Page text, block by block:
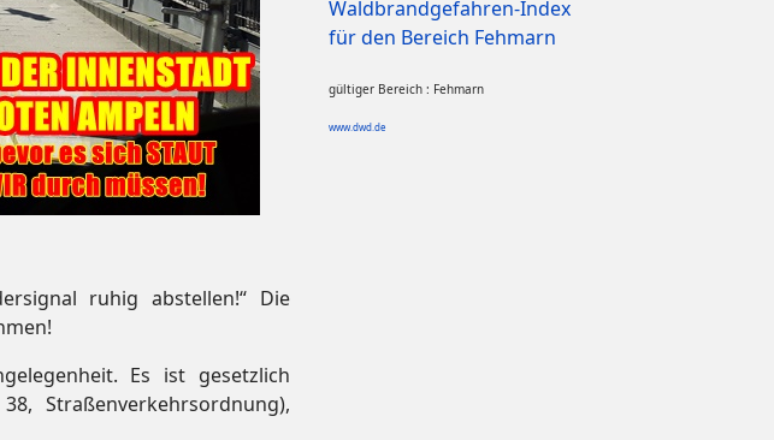
ruhig abstellen!“ Die
Es ist gesetzlich
Straßenverkehrsordnung),
gültiger Bereich : Fehmarn
www.dwd.de